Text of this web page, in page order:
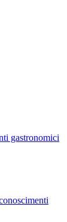
gastronomici